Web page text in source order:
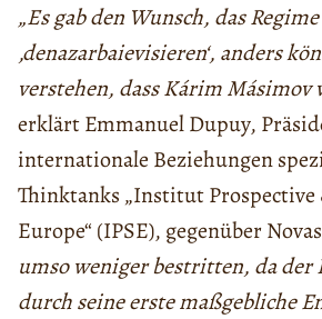
„Es gab den Wunsch, das
‚denazarbaievisieren‘, anders
verstehen, dass Kárim Másimov
erklärt Emmanuel Dupuy,
internationale Beziehungen
Thinktanks „Institut Prospective
Europe“ (IPSE), gegenüber
umso weniger bestritten, da der
durch seine erste maßgebliche